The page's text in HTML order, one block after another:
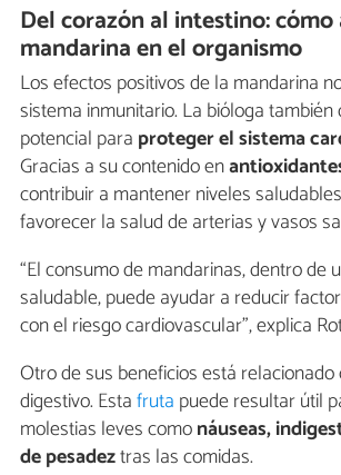
Del corazón al intestino:
mandarina en el organismo
Los efectos positivos de la mandarina
sistema inmunitario. La bióloga
potencial para proteger el sistema
Gracias a su contenido en
contribuir a mantener niveles
favorecer la salud de arterias y vasos
“El consumo de mandarinas, dentro de
saludable, puede ayudar a reducir
con el riesgo cardiovascular”, explica
Otro de sus beneficios está
digestivo. Estafruta puede resultar útil
molestias leves comonáuseas,
de pesadeztras las comidas.